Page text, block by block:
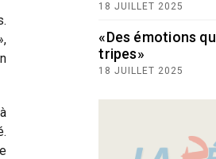
18 JUILLET 2025
«Des émotions
tripes»
18 JUILLET 2025